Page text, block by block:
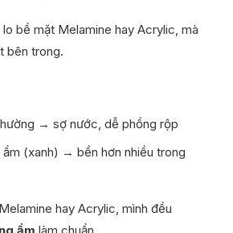
bề mặt Melamine hay Acrylic, mà
bên trong.
→ sợ nước, dễ phồng rộp
(xanh) → bền hơn nhiều trong
hay Acrylic, mình đều